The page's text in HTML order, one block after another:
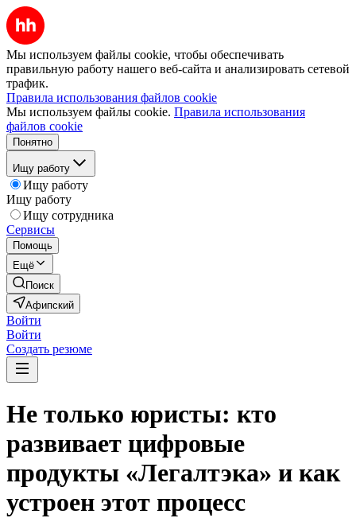
Мы используем файлы cookie, чтобы обеспечивать
правильную работу нашего веб-сайта и анализировать сетевой
трафик.
Правила использования файлов cookie
Мы используем файлы cookie. Правила использования
файлов cookie
Понятно
Ищу работу
Ищу работу
Ищу работу
Ищу сотрудника
Сервисы
Помощь
Ещё
Поиск
Афипский
Войти
Войти
Создать резюме
Не только юристы: кто
развивает цифровые
продукты «Легалтэка» и как
устроен этот процесс